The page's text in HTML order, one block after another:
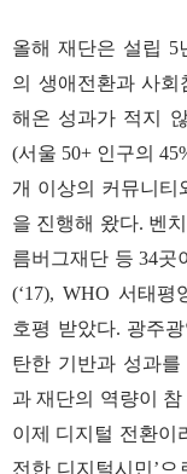
올해 재단은 설립 5
의 생애전환과 사회
해온 성과가 적지
(서울 50+ 인구의
개 이상의 커뮤니티
을 진행해 왔다. 벤
름버그재단 등 34곳
(‘17), WHO 서태평
호평 받았다. 광주
탄한 기반과 성과
과 재단의 역량이
이제 디지털 전환이
전한 디지털시민’